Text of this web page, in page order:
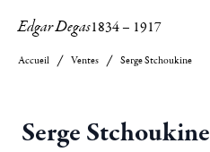
Edgar Degas1834– 1917
Accueil Ventes Serge Stchoukine
Serge Stchoukine